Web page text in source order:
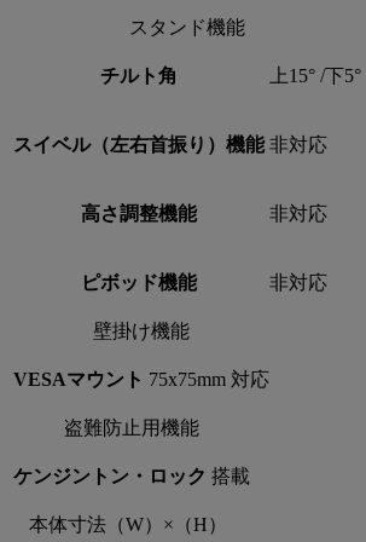
スタンド機能
チルト角 上15° /下5°
スイベル（左右首振り）機能 非対応
高さ調整機能 非対応
ピボッド機能 非対応
壁掛け機能
VESAマウント 75x75mm 対応
盗難防止用機能
ケンジントン・ロック 搭載
本体寸法（W）×（H）